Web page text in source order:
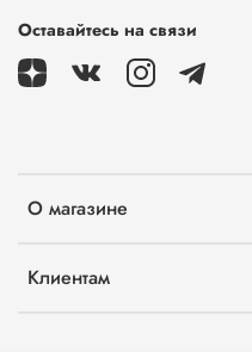
О магазине
Клиентам
Оставайтесь на связи